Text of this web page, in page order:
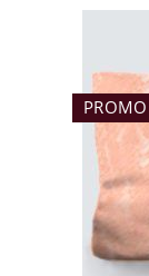
PROMO